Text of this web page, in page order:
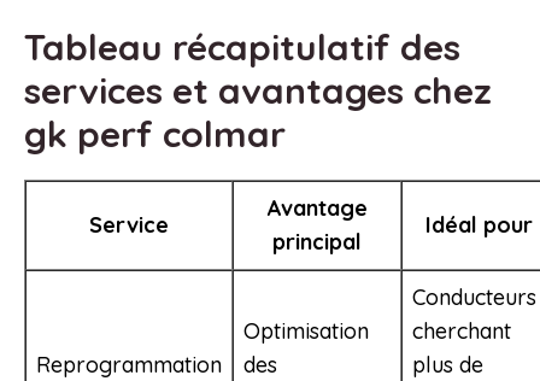
Tableau récapitulatif des
services et avantages chez
gk perf colmar
Service
Avantage
principal
Idéal pour
Reprogrammation
Optimisation
des
Conducteurs
cherchant
plus de